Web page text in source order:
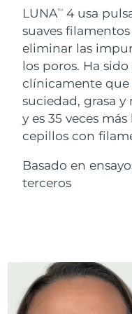
LUNATM 4 usa
suaves
eliminar las
los poros. Ha
clínicamente que
suciedad, grasa
y es 35 veces
cepillos con
Basado en
terceros
For
18% PAP
Cosméticos
Comprar todo
FOREO APP
Israel
Italia
Japón
Jersey
Kuwait
Lituania